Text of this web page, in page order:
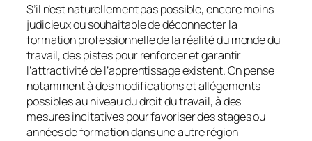
S’il n’est naturellement pas possible, encore moins
judicieux ou souhaitable de déconnecter la
formation professionnelle de la réalité du monde du
travail, des pistes pour renforcer et garantir
l’attractivité de l’apprentissage existent. On pense
notamment à des modifications et allégements
possibles au niveau du droit du travail, à des
mesures incitatives pour favoriser des stages ou
années de formation dans une autre région